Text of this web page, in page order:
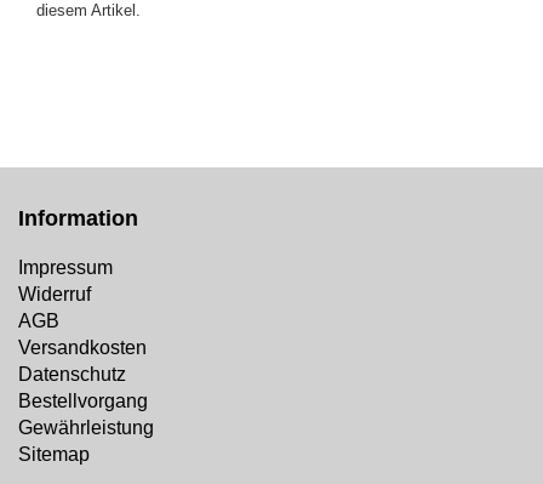
diesem Artikel.
Information
Impressum
Widerruf
AGB
Versandkosten
Datenschutz
Bestellvorgang
Gewährleistung
Sitemap